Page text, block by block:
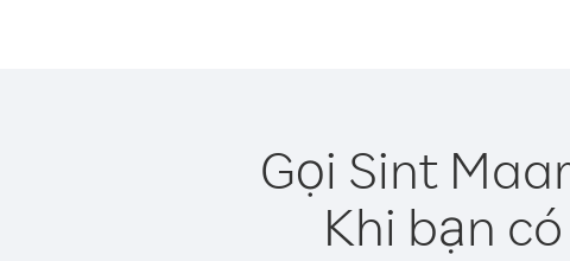
Gọi Sint
Khi bạn